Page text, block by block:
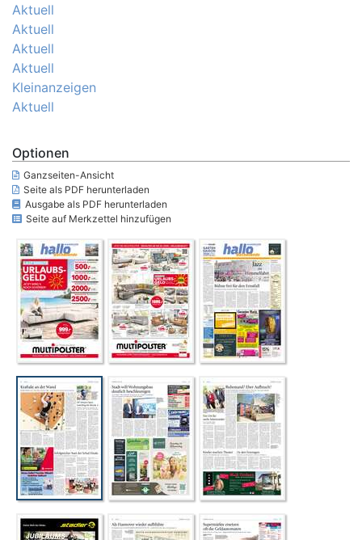
Aktuell
Aktuell
Aktuell
Aktuell
Kleinanzeigen
Aktuell
Optionen
Ganzseiten-Ansicht
Seite als PDF herunterladen
Ausgabe als PDF herunterladen
Seite auf Merkzettel hinzufügen